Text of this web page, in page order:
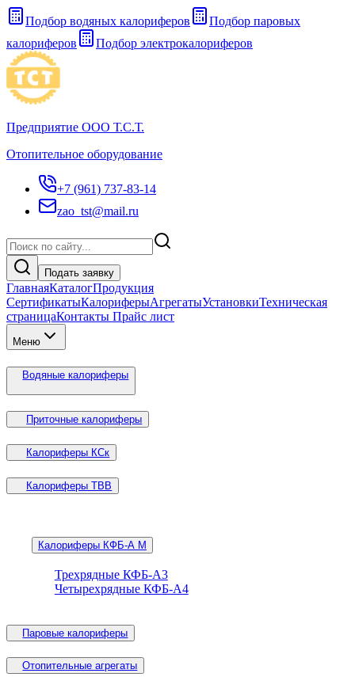
Подбор водяных калориферов
Подбор паровых
калориферов
Подбор электрокалориферов
Предприятие ООО Т.С.Т.
Отопительное оборудование
+7 (961) 737-83-14
zao_tst@mail.ru
Подать заявку
ГлавнаяКаталогПродукция
СертификатыКалориферыАгрегатыУстановкиТехническая
страницаКонтакты Прайс лист
Меню
Водяные калориферы
Приточные калориферы
Калориферы КСк
Калориферы ТВВ
Калориферы КФБ-А М
Трехрядные КФБ-А3
Четырехрядные КФБ-А4
Паровые калориферы
Отопительные агрегаты